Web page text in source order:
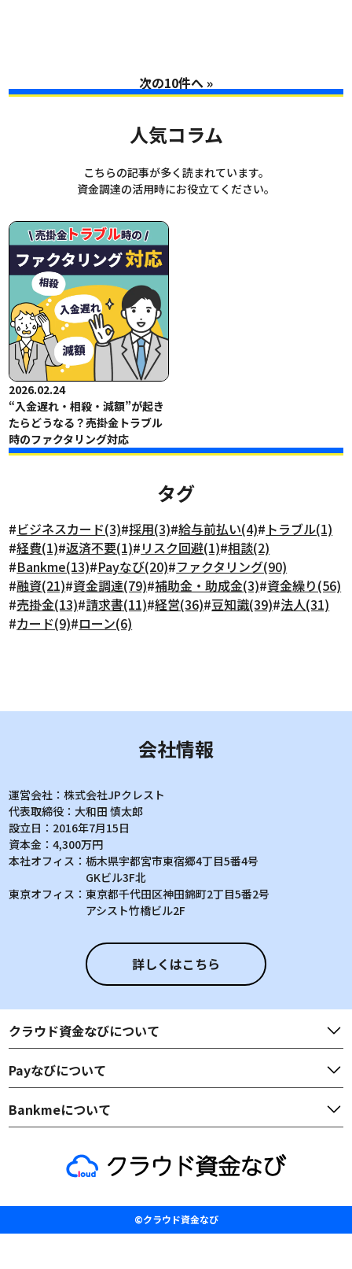
»
人気コラム
こちらの記事が多く読まれています。
資金調達の活用時にお役立てください。
2026.02.24
“入金遅れ・相殺・減額”が起き
たらどうなる？売掛金トラブル
時のファクタリング対応
タグ
#ビジネスカード(3)#採用(3)#給与前払い(4)# トラブル(1)
#経費(1)#返済不要(1)#リスク回避(1)#相談(2)
#Bankme(13)#Payなび(20)#ファクタリング(90)
#融資(21)#資金調達(79)#補助金・助成金(3)#資金繰り(56)
#売掛金(13)#請求書(11)#経営(36)#豆知識(39)#法人(31)
#カード(9)#ローン(6)
会社情報
運営会社：株式会社JPクレスト
代表取締役：大和田 慎太郎
設立日： 2016年7月15日
資本金：4,300万円
本社オフィス：栃木県宇都宮市東宿郷4丁目5番4号
GKビル3F北
東京オフィス：東京都千代田区神田錦町2丁目5番2号
アシスト竹橋ビル2F
詳しくはこちら
クラウド資金なびについて
Payなびについて
Bankmeについて
©クラウド資金なび